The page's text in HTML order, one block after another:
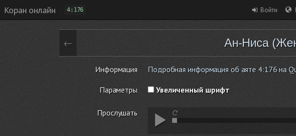
Коран онлайн 4:176 Войти
← Ан-Ниса
Информация Подробная информация об аяте 4:176 на
Параметры Увеличенный шрифт
Прослушать